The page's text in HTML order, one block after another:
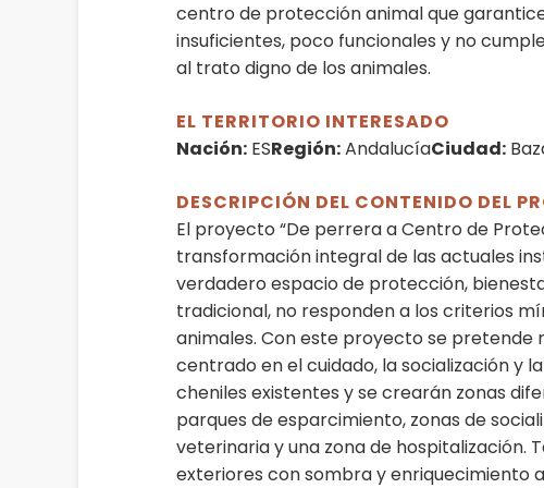
centro de protección animal que
insuficientes, poco funcionales y no
al trato digno de los animales.
EL TERRITORIO INTERESADO
Nación: ESRegión:AndalucíaCiudad:
DESCRIPCIÓN DEL CONTENIDO DEL
El proyecto “De perrera a Centro de
transformación integral de las actuales
verdadero espacio de protección,
tradicional, no responden a los criterios
animales. Con este proyecto se
centrado en el cuidado, la socialización y
cheniles existentes y se crearán zonas
parques de esparcimiento, zonas de
veterinaria y una zona de
exteriores con sombra y enriquecimiento